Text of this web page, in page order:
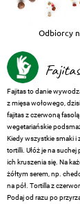
Odbiorcy
Fajitas to danie
z mięsa wołowego,
fajitas z czerwoną
wegetariańskie
Kiedy wszystkie smaki i
tortilli. Ułóż je na
ich kruszenia się. Na
żółtym serem, np.
na pół. Tortilla z
Podaj od razu po